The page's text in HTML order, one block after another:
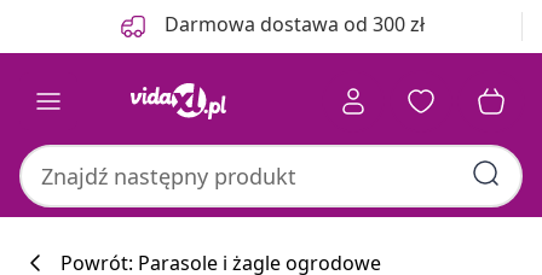
Darmowa dostawa od 300 zł
Powrót: Parasole i żagle ogrodowe